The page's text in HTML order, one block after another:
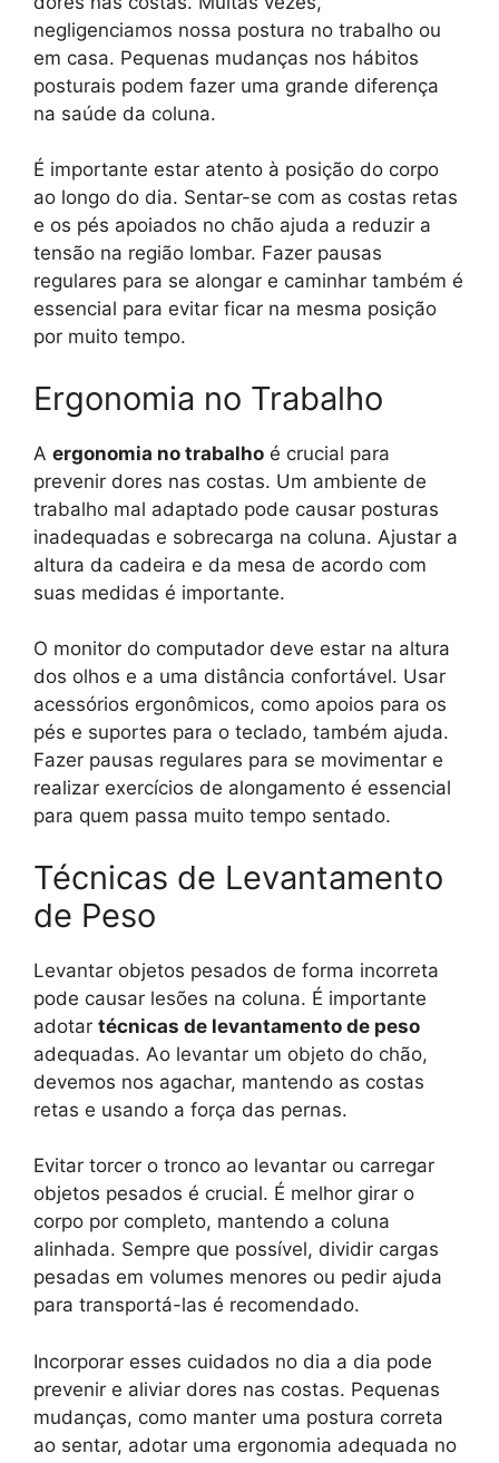
negligenciamos nossa postura no trabalho ou
em casa. Pequenas mudanças nos hábitos
posturais podem fazer uma grande diferença
na saúde da coluna.
É importante estar atento à posição do corpo
ao longo do dia. Sentar-se com as costas retas
e os pés apoiados no chão ajuda a reduzir a
tensão na região lombar. Fazer pausas
regulares para se alongar e caminhar também é
essencial para evitar ficar na mesma posição
por muito tempo.
Ergonomia no Trabalho
A ergonomia no trabalho é crucial para
prevenir dores nas costas. Um ambiente de
trabalho mal adaptado pode causar posturas
inadequadas e sobrecarga na coluna. Ajustar a
altura da cadeira e da mesa de acordo com
suas medidas é importante.
O monitor do computador deve estar na altura
dos olhos e a uma distância confortável. Usar
acessórios ergonômicos, como apoios para os
pés e suportes para o teclado, também ajuda.
Fazer pausas regulares para se movimentar e
realizar exercícios de alongamento é essencial
para quem passa muito tempo sentado.
Técnicas de Levantamento
de Peso
Levantar objetos pesados de forma incorreta
pode causar lesões na coluna. É importante
adotar técnicas de levantamento de peso
adequadas. Ao levantar um objeto do chão,
devemos nos agachar, mantendo as costas
retas e usando a força das pernas.
Evitar torcer o tronco ao levantar ou carregar
objetos pesados é crucial. É melhor girar o
corpo por completo, mantendo a coluna
alinhada. Sempre que possível, dividir cargas
pesadas em volumes menores ou pedir ajuda
para transportá-las é recomendado.
Incorporar esses cuidados no dia a dia pode
prevenir e aliviar dores nas costas. Pequenas
mudanças, como manter uma postura correta
ao sentar, adotar uma ergonomia adequada no